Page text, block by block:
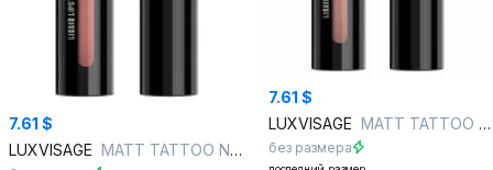
7.61 $
LUXVISAGE MATT TATTOO NO TRANSFER 12H , 103 тон
7.61 $
LUXVISAGE MATT TATTOO NO TRANSFER 12H , 121 тон
без размера